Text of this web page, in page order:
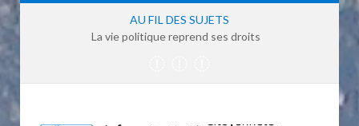
AU FIL DES SUJETS
La vie politique reprend ses droits